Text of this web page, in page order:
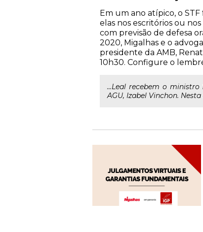
Em um ano atípico, o STF
elas nos escritórios ou
com previsão de defesa
2020, Migalhas e o
presidente da AMB,
10h30. Configure o
...Leal recebem o ministro
AGU, Izabel Vinchon.